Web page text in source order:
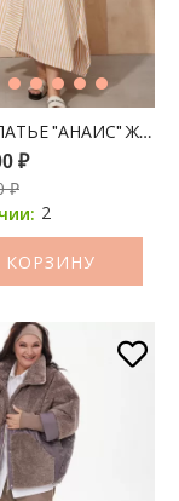
ПРИНТ
"АНАИС"
₽
₽
2
КОРЗИНУ